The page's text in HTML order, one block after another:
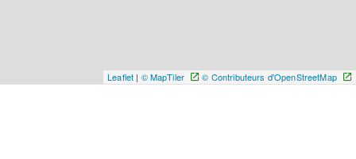
Leaflet | © MapTiler © Contributeurs d'OpenStreetMap